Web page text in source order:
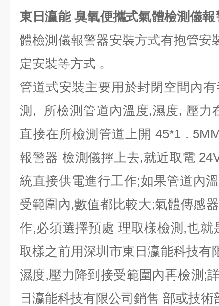
東日瀛能 臭氧便攜式氣體檢測儀
體檢測儀報警器安裝方式有抱管安
定安裝等方式 。
管道式安裝主要用於封閉空間內
測, 所檢測管道內溫度,濕度, 壓力
直接在所檢測管道上開 45*1 .
報警器 檢測儀擰上去,就近取電
統直接供電進行工作;如果管道內
受範圍內,數值都比較大;氣體傳感
作,必須選擇預處 理取樣檢測,也就
取樣之前用深圳市東日瀛能科技有
濕度,壓力降到接受範圍內再檢測;
日瀛能科技有限公司銷售 部或技術